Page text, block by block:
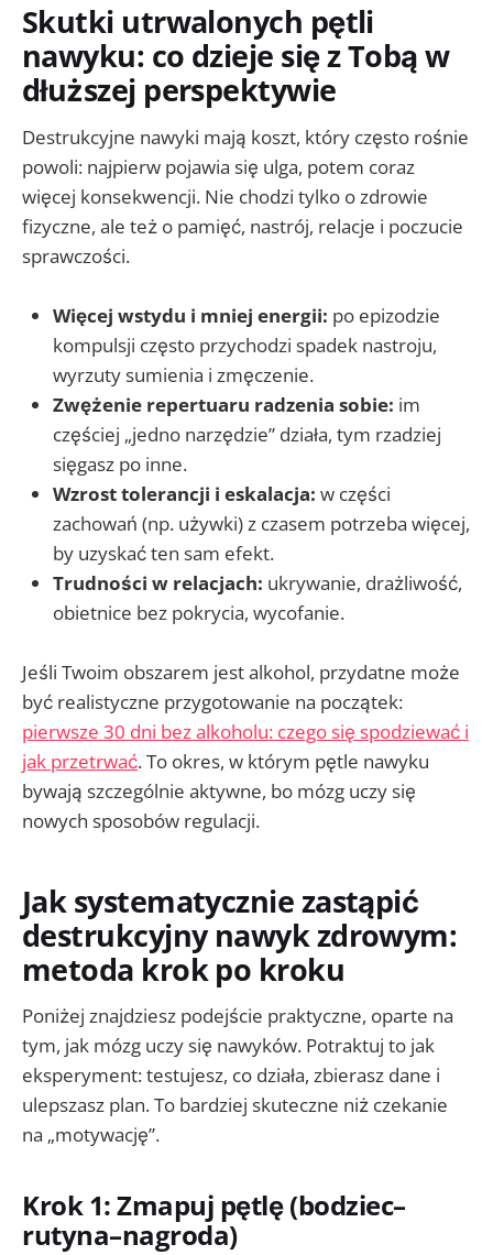
Skutki utrwalonych pętli
nawyku: co dzieje się z Tobą w
dłuższej perspektywie
Destrukcyjne nawyki mają koszt, który często rośnie
powoli: najpierw pojawia się ulga, potem coraz
więcej konsekwencji. Nie chodzi tylko o zdrowie
fizyczne, ale też o pamięć, nastrój, relacje i poczucie
sprawczości.
Więcej wstydu i mniej energii: po epizodzie
kompulsji często przychodzi spadek nastroju,
wyrzuty sumienia i zmęczenie.
Zwężenie repertuaru radzenia sobie: im
częściej „jedno narzędzie” działa, tym rzadziej
sięgasz po inne.
Wzrost tolerancji i eskalacja: w części
zachowań (np. używki) z czasem potrzeba więcej,
by uzyskać ten sam efekt.
Trudności w relacjach: ukrywanie, drażliwość,
obietnice bez pokrycia, wycofanie.
Jeśli Twoim obszarem jest alkohol, przydatne może
być realistyczne przygotowanie na początek:
pierwsze 30 dni bez alkoholu: czego się spodziewać i
jak przetrwać. To okres, w którym pętle nawyku
bywają szczególnie aktywne, bo mózg uczy się
nowych sposobów regulacji.
Jak systematycznie zastąpić
destrukcyjny nawyk zdrowym:
metoda krok po kroku
Poniżej znajdziesz podejście praktyczne, oparte na
tym, jak mózg uczy się nawyków. Potraktuj to jak
eksperyment: testujesz, co działa, zbierasz dane i
ulepszasz plan. To bardziej skuteczne niż czekanie
na „motywację”.
Krok 1: Zmapuj pętlę (bodziec–
rutyna–nagroda)